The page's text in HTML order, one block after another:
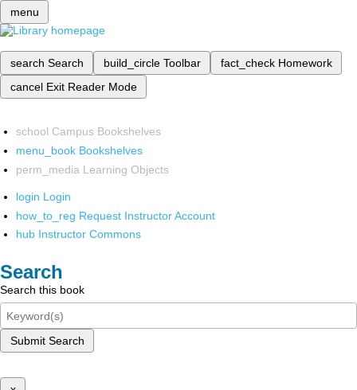
menu
search Search build_circle Toolbar fact_check Homework
cancel Exit Reader Mode
school Campus Bookshelves
menu_book Bookshelves
perm_media Learning Objects
login Login
how_to_reg Request Instructor Account
hub Instructor Commons
Search
Search this book
Submit Search